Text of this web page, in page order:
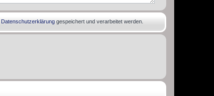
Datenschutzerklärung gespeichert und verarbeitet werden.